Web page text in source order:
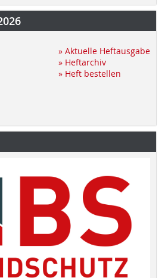
» Aktuelle Heftausgabe
» Heftarchiv
» Heft bestellen